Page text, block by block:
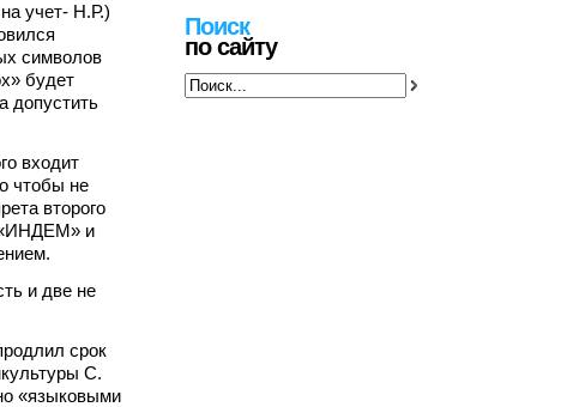
учет- Н.Р.)
символов
будет
допустить
входит
чтобы не
второго
«ИНДЕМ» и
и две не
срок
С.
«языковыми
Поиск
по сайту